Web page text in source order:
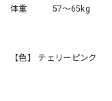
体重 57〜65kg
【色】 チェリーピンク